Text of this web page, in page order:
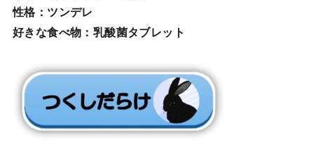
性格：ツンデレ
好きな食べ物：乳酸菌タブレット